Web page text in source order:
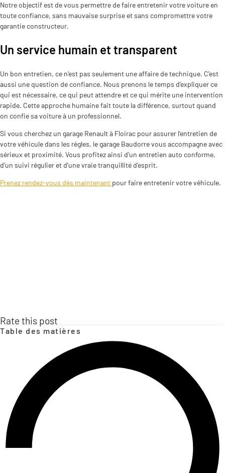
Notre objectif est de vous permettre de faire entretenir votre voiture en
toute confiance, sans mauvaise surprise et sans compromettre votre
garantie constructeur.
Un service humain et transparent
Un bon entretien, ce n’est pas seulement une affaire de technique. C’est
aussi une question de confiance. Nous prenons le temps d’expliquer ce
qui est nécessaire, ce qui peut attendre et ce qui mérite une intervention
rapide. Cette approche humaine fait toute la différence, surtout quand
on confie sa voiture à un professionnel.
Si vous cherchez un garage Renault à Floirac pour assurer l’entretien de
votre véhicule dans les règles, le garage Baudorre vous accompagne avec
sérieux et proximité. Vous profitez ainsi d’un entretien auto conforme,
d’un suivi régulier et d’une vraie tranquillité d’esprit.
Prenez rendez-vous dès maintenant pour faire entretenir votre véhicule.
Rate this post
Table des matières